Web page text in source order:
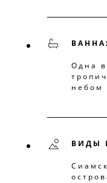
Одна
небом
ВИДЫ